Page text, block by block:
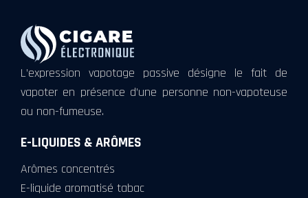
L’expression vapotage passive désigne le fait de
vapoter en présence d’une personne non-vapoteuse
ou non-fumeuse.
E-LIQUIDES & ARÔMES
Arômes concentrés
E-liquide aromatisé tabac